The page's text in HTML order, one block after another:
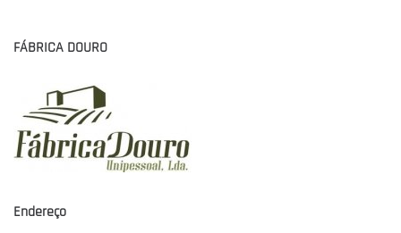
FÁBRICA DOURO
Endereço